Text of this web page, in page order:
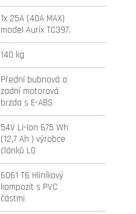
1x 25A (40A MAX)
model Aurix TC397.
140 kg
Přední bubnová a
zadní motorová
brzda s E-ABS
54V Li-Ion 675 Wh
(12,7 Ah ) výrobce
článků LG
6061 T6 Hliníkový
kompozit s PVC
částmi